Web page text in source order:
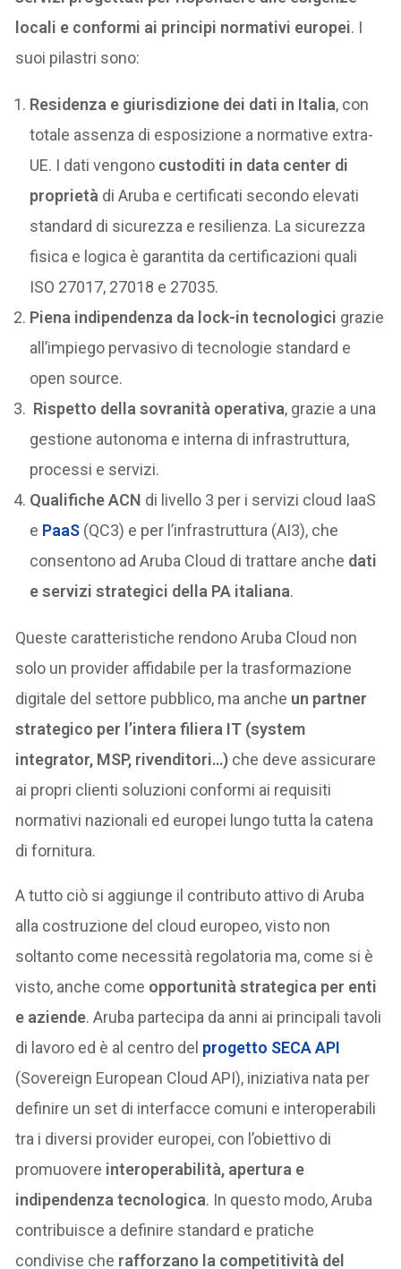
locali e conformi ai principi normativi europei. I
suoi pilastri sono:
Residenza e giurisdizione dei dati in Italia, con
totale assenza di esposizione a normative extra-
UE. I dati vengono custoditi in data center di
proprietà di Aruba e certificati secondo elevati
standard di sicurezza e resilienza. La sicurezza
fisica e logica è garantita da certificazioni quali
ISO 27017, 27018 e 27035.
Piena indipendenza da lock-in tecnologici grazie
all’impiego pervasivo di tecnologie standard e
open source.
Rispetto della sovranità operativa, grazie a una
gestione autonoma e interna di infrastruttura,
processi e servizi.
Qualifiche ACN di livello 3 per i servizi cloud IaaS
e PaaS (QC3) e per l’infrastruttura (AI3), che
consentono ad Aruba Cloud di trattare anche dati
e servizi strategici della PA italiana.
Queste caratteristiche rendono Aruba Cloud non
solo un provider affidabile per la trasformazione
digitale del settore pubblico, ma anche un partner
strategico per l’intera filiera IT (system
integrator, MSP, rivenditori…) che deve assicurare
ai propri clienti soluzioni conformi ai requisiti
normativi nazionali ed europei lungo tutta la catena
di fornitura.
A tutto ciò si aggiunge il contributo attivo di Aruba
alla costruzione del cloud europeo, visto non
soltanto come necessità regolatoria ma, come si è
visto, anche come opportunità strategica per enti
e aziende. Aruba partecipa da anni ai principali tavoli
di lavoro ed è al centro del progetto SECA API
(Sovereign European Cloud API), iniziativa nata per
definire un set di interfacce comuni e interoperabili
tra i diversi provider europei, con l’obiettivo di
promuovere interoperabilità, apertura e
indipendenza tecnologica. In questo modo, Aruba
contribuisce a definire standard e pratiche
condivise che rafforzano la competitività del